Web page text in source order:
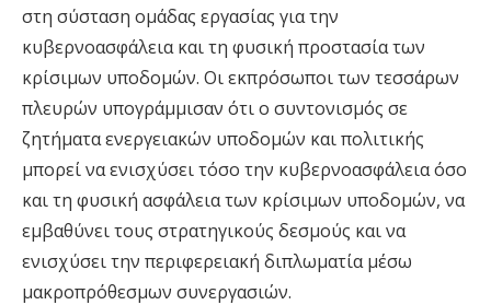
στη σύσταση ομάδας εργασίας για την
κυβερνοασφάλεια και τη φυσική προστασία των
κρίσιμων υποδομών. Οι εκπρόσωποι των τεσσάρων
πλευρών υπογράμμισαν ότι ο συντονισμός σε
ζητήματα ενεργειακών υποδομών και πολιτικής
μπορεί να ενισχύσει τόσο την κυβερνοασφάλεια όσο
και τη φυσική ασφάλεια των κρίσιμων υποδομών, να
εμβαθύνει τους στρατηγικούς δεσμούς και να
ενισχύσει την περιφερειακή διπλωματία μέσω
μακροπρόθεσμων συνεργασιών.